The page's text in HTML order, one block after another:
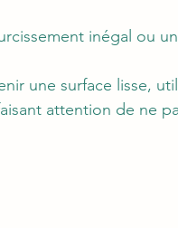
inégal ou
une surface lisse,
attention de ne